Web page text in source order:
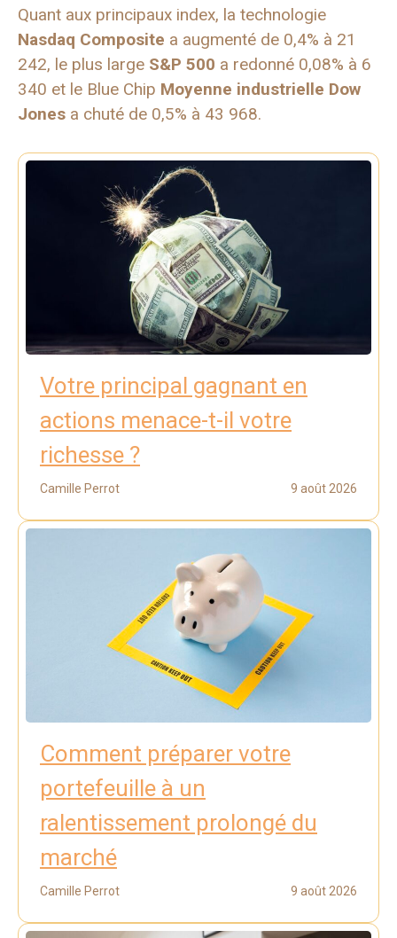
Quant aux principaux index, la technologie
Nasdaq Composite a augmenté de 0,4% à 21
242, le plus large S&P 500 a redonné 0,08% à 6
340 et le Blue Chip Moyenne industrielle Dow
Jones a chuté de 0,5% à 43 968.
Votre principal gagnant en
actions menace-t-il votre
richesse ?
Camille Perrot 9 août 2026
Comment préparer votre
portefeuille à un
ralentissement prolongé du
marché
Camille Perrot 9 août 2026